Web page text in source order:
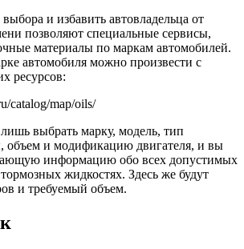
и избавить автовладельца от
позволяют специальные сервисы,
материалы по маркам автомобилей.
автомобиля можно произвести с
ресурсов:
catalog/map/oils/
выбрать марку, модель, тип
объем и модификацию двигателя, и вы
информацию обо всех допустимых
жидкостях. Здесь же будут
и требуемый объем.